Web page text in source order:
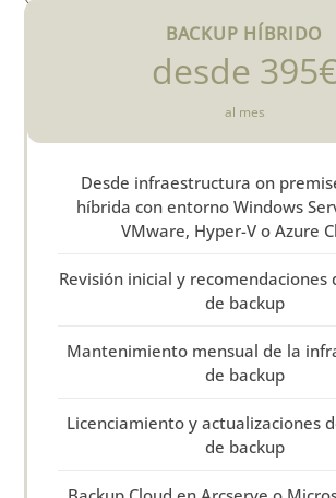
BACKUP HÍBRIDO
desde
al mes
Desde infraestructura on
híbrida con entorno Windows
VMware, Hyper-V o Azure
Revisión inicial y recomendaciones
de backup
Mantenimiento mensual de la
de backup
Licenciamiento y actualizaciones
de backup